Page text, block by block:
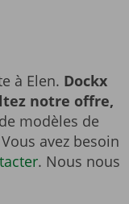
à Elen. Dockx
notre offre,
modèles de
avez besoin
. Nous nous